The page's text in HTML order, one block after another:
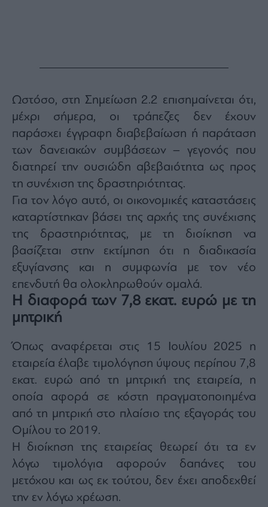
Ωστόσο, στη Σημείωση 2.2 επισημαίνεται ότι,
μέχρι σήμερα, οι τράπεζες δεν έχουν
παράσχει έγγραφη διαβεβαίωση ή παράταση
των δανειακών συμβάσεων – γεγονός που
διατηρεί την ουσιώδη αβεβαιότητα ως προς
τη συνέχιση της δραστηριότητας.
Για τον λόγο αυτό, οι οικονομικές καταστάσεις
καταρτίστηκαν βάσει της αρχής της συνέχισης
της δραστηριότητας, με τη διοίκηση να
βασίζεται στην εκτίμηση ότι η διαδικασία
εξυγίανσης και η συμφωνία με τον νέο
επενδυτή θα ολοκληρωθούν ομαλά.
Η διαφορά των 7,8 εκατ. ευρώ με τη
μητρική
Όπως αναφέρεται στις 15 Ιουλίου 2025 η
εταιρεία έλαβε τιμολόγηση ύψους περίπου 7,8
εκατ. ευρώ από τη μητρική της εταιρεία, η
οποία αφορά σε κόστη πραγματοποιημένα
από τη μητρική στο πλαίσιο της εξαγοράς του
Ομίλου το 2019.
Η διοίκηση της εταιρείας θεωρεί ότι τα εν
λόγω τιμολόγια αφορούν δαπάνες του
μετόχου και ως εκ τούτου, δεν έχει αποδεχθεί
την εν λόγω χρέωση.